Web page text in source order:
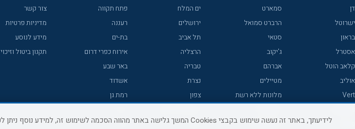
דן
ישרוטל
בראון
אסטרל
קלאב הוטל
אוליב
Vert
סמארט
הרברט סמואל
סטאי
ג'יקוב
אברהם
מטיילים
מלונות ללא רשת
קראון פלאזה
ים המלח
ירושלים
תל אביב
הרצליה
טבריה
נצרת
צפון
נתניה
פתח תקווה
רעננה
בת-ים
אירוח כפרי דרום
באר שבע
אשדוד
רמת גן
עכו
צור קשר
מדיניות פרטיות
מידע לנוסע
תקנון ביטול וזיכוי
לידיעתך, באתר זה נעשה שימוש בקבצי Cookies המשך גלישה באתר מהווה הסכמה לשימוש זה, למידע נוסף ניתן לעיין